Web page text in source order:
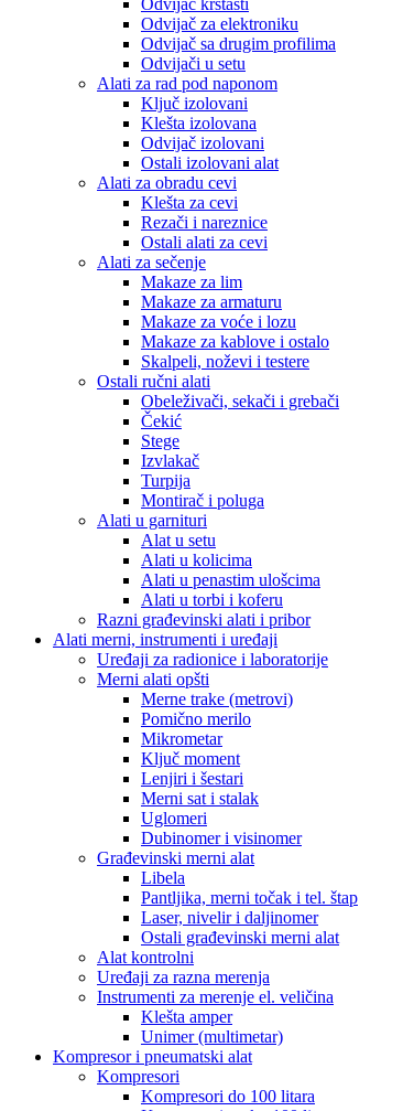
Odvijač krstasti
Odvijač za elektroniku
Odvijač sa drugim profilima
Odvijači u setu
Alati za rad pod naponom
Ključ izolovani
Klešta izolovana
Odvijač izolovani
Ostali izolovani alat
Alati za obradu cevi
Klešta za cevi
Rezači i nareznice
Ostali alati za cevi
Alati za sečenje
Makaze za lim
Makaze za armaturu
Makaze za voće i lozu
Makaze za kablove i ostalo
Skalpeli, noževi i testere
Ostali ručni alati
Obeleživači, sekači i grebači
Čekić
Stege
Izvlakač
Turpija
Montirač i poluga
Alati u garnituri
Alat u setu
Alati u kolicima
Alati u penastim ulošcima
Alati u torbi i koferu
Razni građevinski alati i pribor
Alati merni, instrumenti i uređaji
Uređaji za radionice i laboratorije
Merni alati opšti
Merne trake (metrovi)
Pomično merilo
Mikrometar
Ključ moment
Lenjiri i šestari
Merni sat i stalak
Uglomeri
Dubinomer i visinomer
Građevinski merni alat
Libela
Pantljika, merni točak i tel. štap
Laser, nivelir i daljinomer
Ostali građevinski merni alat
Alat kontrolni
Uređaji za razna merenja
Instrumenti za merenje el. veličina
Klešta amper
Unimer (multimetar)
Kompresor i pneumatski alat
Kompresori
Kompresori do 100 litara